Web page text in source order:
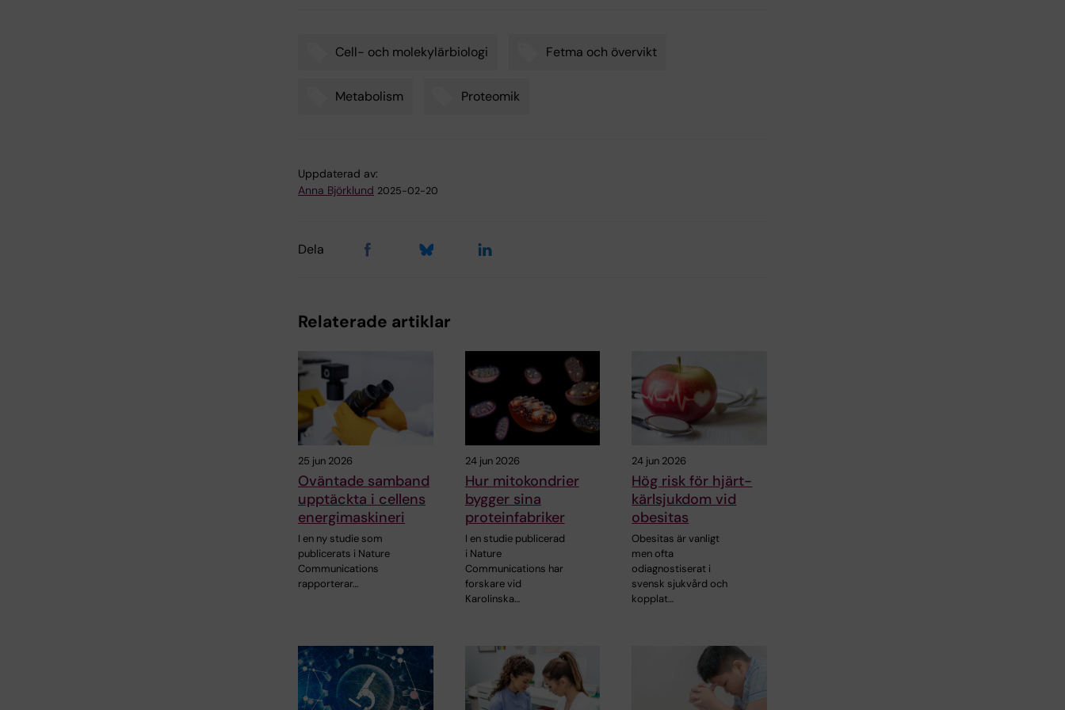
Cell- och molekylärbiologi Fetma och övervikt
Metabolism Proteomik
Uppdaterad av:
Anna Björklund 2025-02-20
Dela
Relaterade artiklar
25 jun 2026
Oväntade samband
upptäckta i cellens
energimaskineri
I en ny studie som
publicerats i Nature
Communications
rapporterar…
24 jun 2026
Hur mitokondrier
bygger sina
proteinfabriker
I en studie publicerad
i Nature
Communications har
forskare vid
Karolinska…
24 jun 2026
Hög risk för hjärt-
kärlsjukdom vid
obesitas
Obesitas är vanligt
men ofta
odiagnostiserat i
svensk sjukvård och
kopplat…